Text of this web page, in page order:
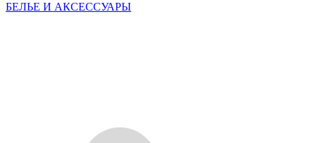
БЕЛЬЕ И АКСЕССУАРЫ